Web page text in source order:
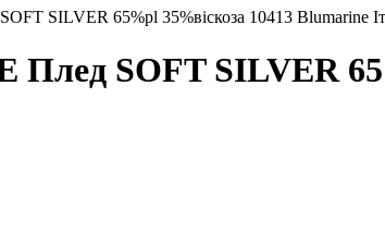
SILVER 65%pl 35%віскоза 10413 Blumarine
SOFT SILVER